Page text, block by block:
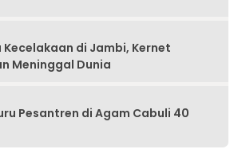
Kecelakaan di Jambi, Kernet
Meninggal Dunia
Pesantren di Agam Cabuli 40